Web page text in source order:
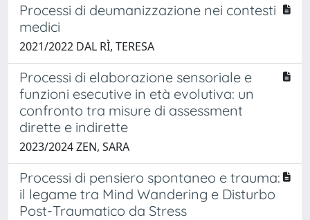
Processi di deumanizzazione nei contesti
medici
2021/2022 DAL RÌ, TERESA
Processi di elaborazione sensoriale e
funzioni esecutive in età evolutiva: un
confronto tra misure di assessment
dirette e indirette
2023/2024 ZEN, SARA
Processi di pensiero spontaneo e trauma:
il legame tra Mind Wandering e Disturbo
Post-Traumatico da Stress